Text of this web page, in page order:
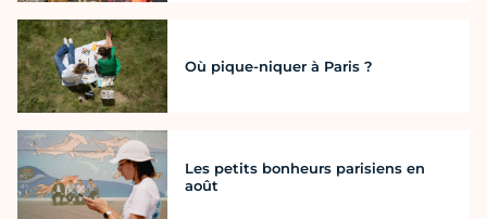
Où pique-niquer à Paris ?
Les petits bonheurs parisiens en
août